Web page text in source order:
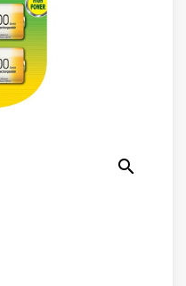
search